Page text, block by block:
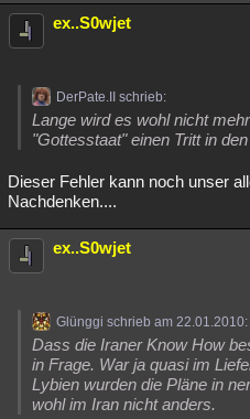
ex..S0wjet
DerPate.II schrieb:
Lange wird es wohl nicht
"Gottesstaat" einen Tritt in
Dieser Fehler kann noch unser
Nachdenken....
ex..S0wjet
Glünggi schrieb am 22.01.2010:
Dass die Iraner Know How
in Frage. War ja quasi im
Lybien wurden die Pläne in
wohl im Iran nicht anders.